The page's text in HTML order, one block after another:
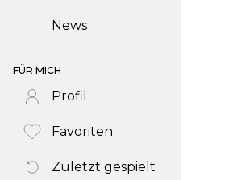
News
FÜR MICH
Profil
Favoriten
Zuletzt gespielt